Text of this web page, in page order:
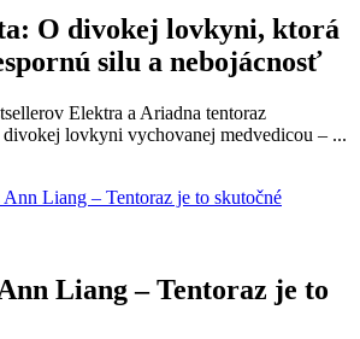
O divokej lovkyni, ktorá
silu a nebojácnosť
Elektra a Ariadna tentoraz
divokej lovkyni vychovanej medvedicou – ...
Liang – Tentoraz je to